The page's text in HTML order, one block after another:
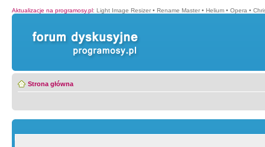
Aktualizacje na programosy.pl: Light Image Resizer • Rename Master • Helium • Opera •
Strona główna